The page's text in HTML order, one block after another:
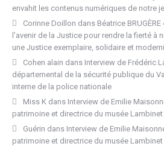
envahit les contenus numériques de notre
Corinne Doillon dans Béatrice
l’avenir de la Justice pour rendre la fierté à
une Justice exemplaire, solidaire et
Cohen alain dans Interview de Frédéric
départemental de la sécurité publique du
interne de la police nationale
Miss K dans Interview de Emilie
patrimoine et directrice du musée
Guérin dans Interview de Emilie
patrimoine et directrice du musée